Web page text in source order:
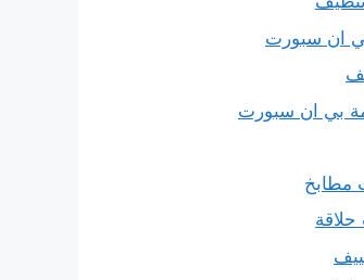
ان سبورت
بي ان سبورت
مطابخ